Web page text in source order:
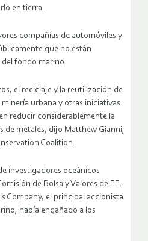
en tierra.
compañías de automóviles y
que no están
del fondo marino.
el reciclaje y la reutilización de
urbana y otras iniciativas
reducir considerablemente la
de metales, dijo Matthew Gianni,
Coalition.
investigadores oceánicos
de Bolsa y Valores de EE.
Company, el principal accionista
había engañado a los